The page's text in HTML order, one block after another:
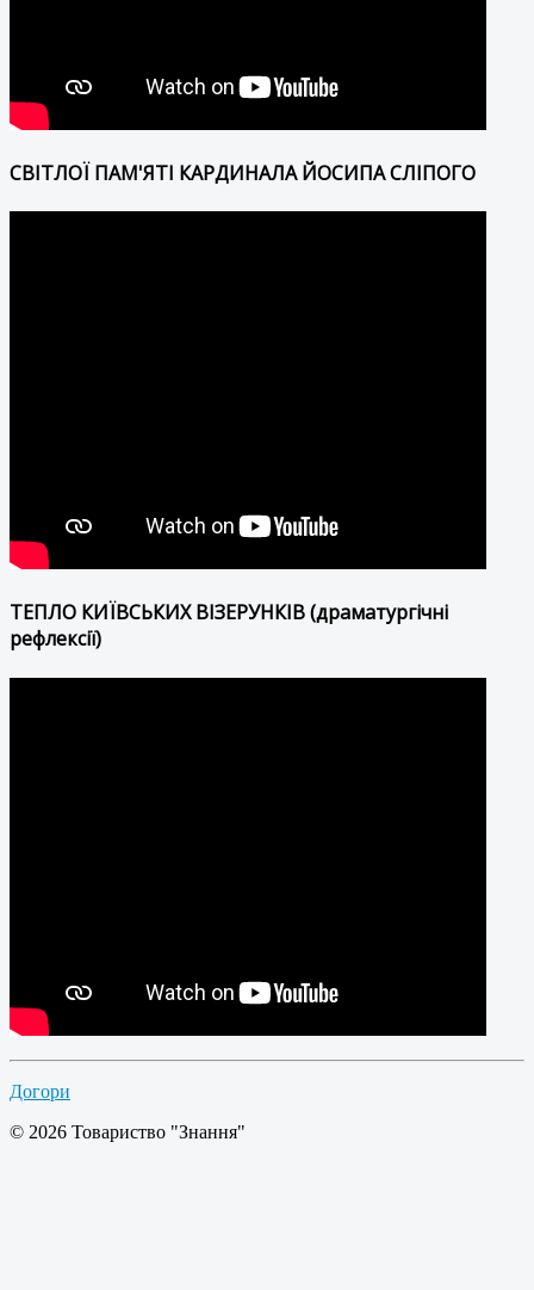
СВІТЛОЇ ПАМ'ЯТІ КАРДИНАЛА ЙОСИПА СЛІПОГО
ТЕПЛО КИЇВСЬКИХ ВІЗЕРУНКІВ (драматургічні
рефлексії)
Догори
© 2026 Товариство "Знання"